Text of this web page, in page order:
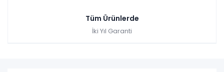
Tüm Ürünlerde
İki Yıl Garanti